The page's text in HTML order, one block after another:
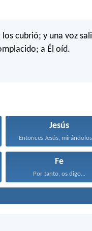
cubrió; y una voz
a Él oíd.
Jesús
Fe
Por tanto, os digo...